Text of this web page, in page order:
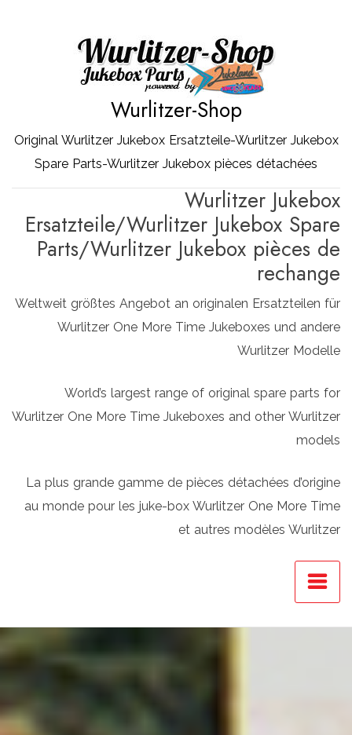
Wurlitzer-Shop
Original Wurlitzer Jukebox Ersatzteile-Wurlitzer Jukebox
Spare Parts-Wurlitzer Jukebox pièces détachées
Wurlitzer Jukebox
Ersatzteile/Wurlitzer Jukebox Spare
Parts/Wurlitzer Jukebox pièces de
rechange
Weltweit größtes Angebot an originalen Ersatzteilen für
Wurlitzer One More Time Jukeboxes und andere
Wurlitzer Modelle
World’s largest range of original spare parts for
Wurlitzer One More Time Jukeboxes and other Wurlitzer
models
La plus grande gamme de pièces détachées d’origine
au monde pour les juke-box Wurlitzer One More Time
et autres modèles Wurlitzer